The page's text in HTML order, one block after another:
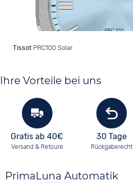
Tissot PRC100 Solar
Ihre Vorteile bei uns
Gratis ab 40€
Versand & Retoure
30 Tage
Rückgaberecht
PrimaLuna Automatik